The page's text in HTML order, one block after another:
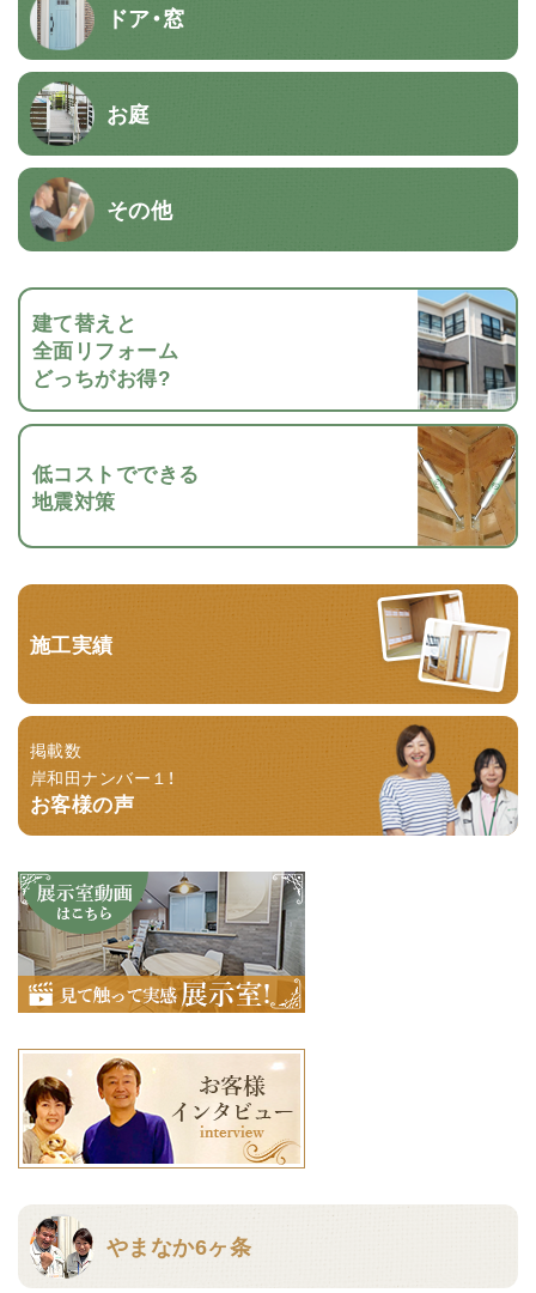
ドア・窓
お庭
その他
建て替えと
全面リフォーム
どっちがお得?
低コストでできる
地震対策
施工実績
掲載数
岸和田ナンバー１！
お客様の声
やまなか6ヶ条